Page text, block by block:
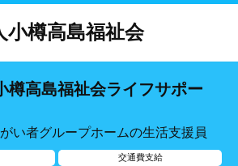
小樽高島福祉会
樽高島福祉会ライフサポー
い者グループホームの生活支援員
交通費支給